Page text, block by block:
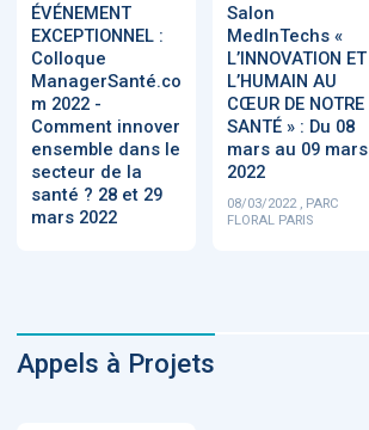
ÉVÉNEMENT
EXCEPTIONNEL :
Colloque
ManagerSanté.co
m 2022 -
Comment innover
ensemble dans le
secteur de la
santé ? 28 et 29
mars 2022
Salon
MedInTechs «
L’INNOVATION ET
L’HUMAIN AU
CŒUR DE NOTRE
SANTÉ » : Du 08
mars au 09 mars
2022
08/03/2022 , PARC
FLORAL PARIS
Appels à Projets